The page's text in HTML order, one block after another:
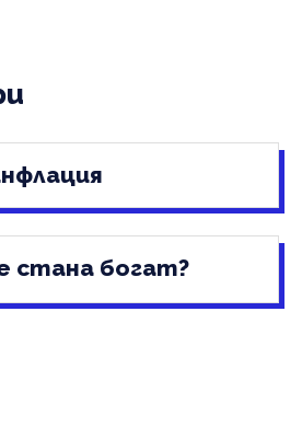
стана богат?